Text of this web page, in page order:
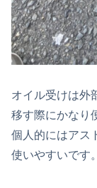
オイル受けは外
移す際にかなり
個人的にはアス
使いやすいです。